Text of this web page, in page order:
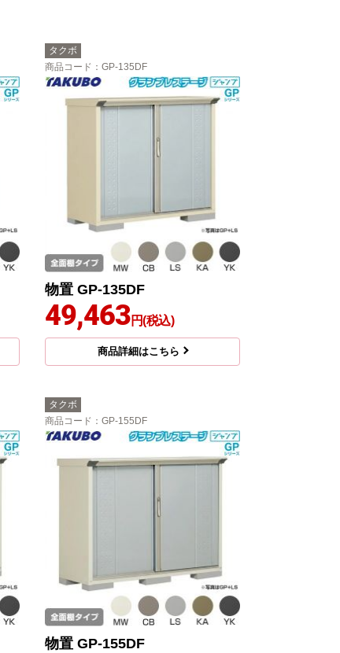
タクボ
商品コード ：GP-135DF
物置 GP-135DF
49,463円(税込)
商品詳細はこちら
タクボ
商品コード ：GP-155DF
物置 GP-155DF